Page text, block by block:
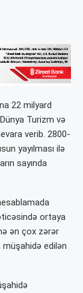
22 milyard
Turizm və
verib. 2800-
yayılması ilə
sayında
ortaya
ən çox zərər
edilən